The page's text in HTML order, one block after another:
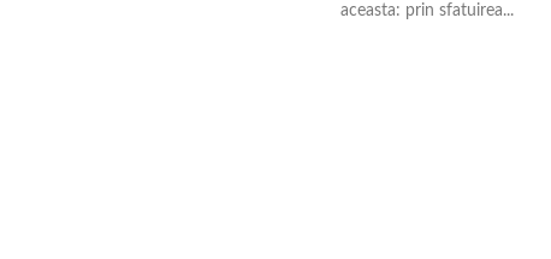
aceasta: prin sfatuirea...